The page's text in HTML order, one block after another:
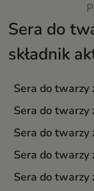
Sera do
składnik
Sera do twarzy
Sera do twarzy
Sera do twarzy
Sera do twarzy
Sera do twarzy